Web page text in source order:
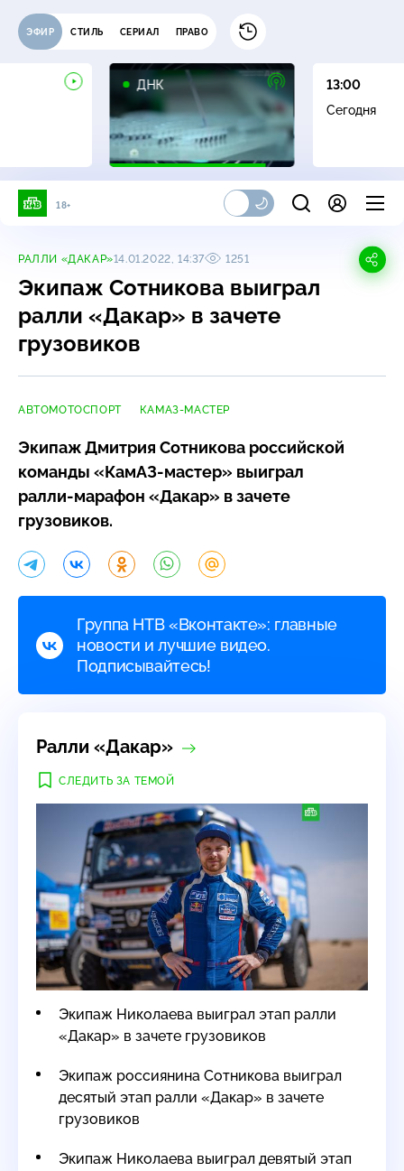
ЭФИР СТИЛЬ СЕРИАЛ ПРАВО
ДНК
16+
13:00
Сегодня
18+
РАЛЛИ «ДАКАР»14.01.2022, 14:37 1251
Экипаж Сотникова выиграл
ралли «Дакар» в зачете
грузовиков
АВТОМОТОСПОРТ КАМАЗ-МАСТЕР
Экипаж Дмитрия Сотникова российской
команды «КамАЗ-мастер» выиграл
ралли-марафон «Дакар» в зачете
грузовиков.
Группа НТВ «Вконтакте»: главные
новости и лучшие видео.
Подписывайтесь!
Ралли «Дакар»
СЛЕДИТЬ ЗА ТЕМОЙ
Экипаж Николаева выиграл этап ралли
«Дакар» в зачете грузовиков
Экипаж россиянина Сотникова выиграл
десятый этап ралли «Дакар» в зачете
грузовиков
Экипаж Николаева выиграл девятый этап